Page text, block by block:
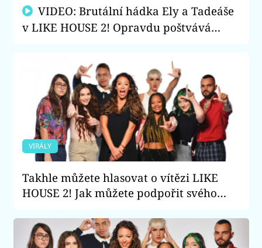
v LIKE HOUSE 2! Opravdu poštvává
VIRÁLY
Takhle můžete hlasovat o vítězi LIKE
HOUSE 2! Jak můžete podpořit svého